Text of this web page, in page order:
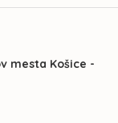
mesta Košice -